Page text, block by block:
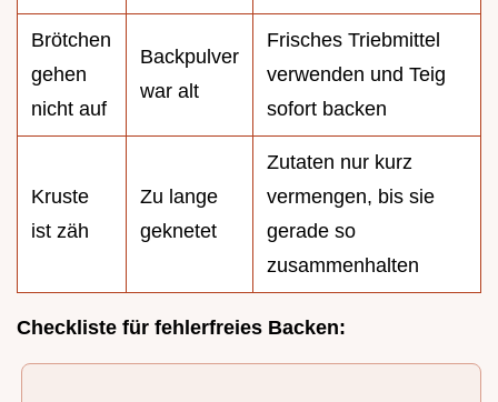
Brötchen
gehen
nicht auf
Backpulver
war alt
Frisches Triebmittel
verwenden und Teig
sofort backen
Kruste
ist zäh
Zu lange
geknetet
Zutaten nur kurz
vermengen, bis sie
gerade so
zusammenhalten
Checkliste für fehlerfreies Backen: